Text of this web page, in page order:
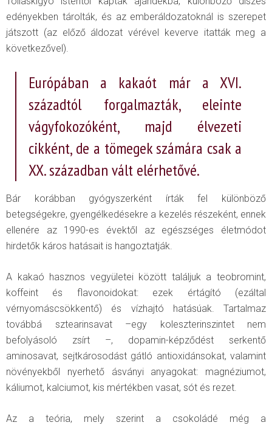
edényekben tárolták, és az emberáldozatoknál is szerepet
játszott (az előző áldozat vérével keverve itatták meg a
következővel).
Európában a kakaót már a XVI.
századtól forgalmazták, eleinte
vágyfokozóként, majd élvezeti
cikként, de a tömegek számára csak a
XX. században vált elérhetővé.
Bár korábban gyógyszerként írták fel különböző
betegségekre, gyengélkedésekre a kezelés részeként, ennek
ellenére az 1990-es évektől az egészséges életmódot
hirdetők káros hatásait is hangoztatják.
A kakaó hasznos vegyületei között találjuk a teobromint,
koffeint és flavonoidokat: ezek értágító (ezáltal
vérnyomáscsökkentő) és vízhajtó hatásúak. Tartalmaz
továbbá sztearinsavat –egy koleszterinszintet nem
befolyásoló zsírt –, dopamin-képződést serkentő
aminosavat, sejtkárosodást gátló antioxidánsokat, valamint
növényekből nyerhető ásványi anyagokat: magnéziumot,
káliumot, kalciumot, kis mértékben vasat, sót és rezet.
Az a teória, mely szerint a csokoládé még a